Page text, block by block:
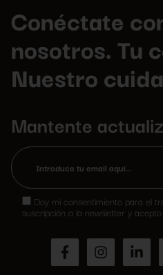
Conéctate
nosotros. Tu
Nuestro
Mantente
Doy mi consentimiento para el
suscripción a la newsletter y